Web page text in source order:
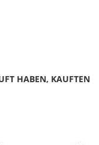
HABEN, KAUFTEN